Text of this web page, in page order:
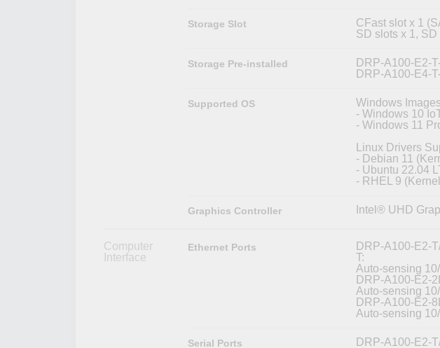
Storage Slot
CFast slot x 1
SD slots x 1,
Storage Pre-installed
DRP-A100-E2-
DRP-A100-E4-
Supported OS
Windows
- Windows 10
- Windows 11
Linux Drivers
- Debian 11
- Ubuntu 22.04
- RHEL 9
Graphics Controller Intel® UHD
Computer
Interface
Ethernet Ports
DRP-A100-E2-
T:
Auto-sensing
DRP-A100-E2-
Auto-sensing
DRP-A100-E2-
Auto-sensing
Serial Ports
DRP-A100-E2-